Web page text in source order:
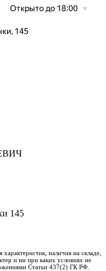
145
наличия на складе,
и ни при каких условиях не
Статьи 437(2) ГК РФ.